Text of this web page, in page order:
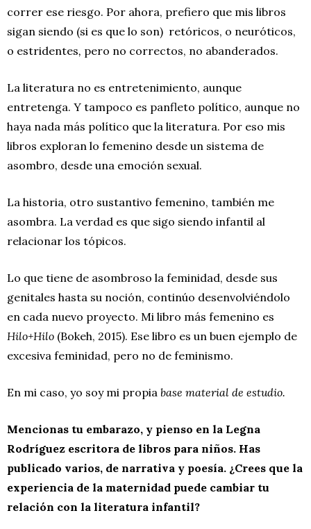
correr ese riesgo. Por ahora, prefiero que mis libros
sigan siendo (si es que lo son) retóricos, o neuróticos,
o estridentes, pero no correctos, no abanderados.
La literatura no es entretenimiento, aunque
entretenga. Y tampoco es panfleto político, aunque no
haya nada más político que la literatura. Por eso mis
libros exploran lo femenino desde un sistema de
asombro, desde una emoción sexual.
La historia, otro sustantivo femenino, también me
asombra. La verdad es que sigo siendo infantil al
relacionar los tópicos.
Lo que tiene de asombroso la feminidad, desde sus
genitales hasta su noción, continúo desenvolviéndolo
en cada nuevo proyecto. Mi libro más femenino es
Hilo+Hilo (Bokeh, 2015). Ese libro es un buen ejemplo de
excesiva feminidad, pero no de feminismo.
En mi caso, yo soy mi propia base material de estudio.
Mencionas tu embarazo, y pienso en la Legna
Rodríguez escritora de libros para niños. Has
publicado varios, de narrativa y poesía. ¿Crees que la
experiencia de la maternidad puede cambiar tu
relación con la literatura infantil?